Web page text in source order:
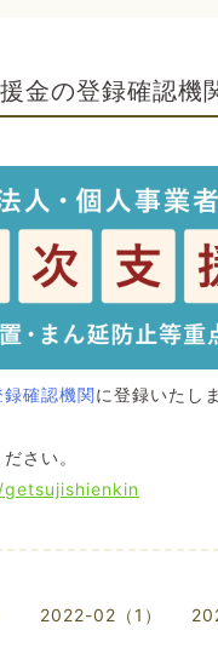
金の登録確認機
録確認機関に登録いたし
さい。
2022-02（1）